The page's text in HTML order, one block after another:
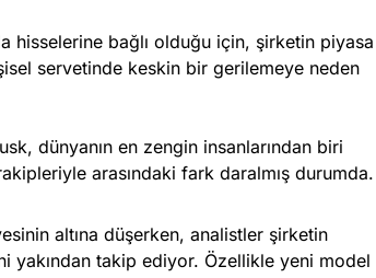
hisselerine bağlı olduğu için, şirketin piyasa
servetinde keskin bir gerilemeye neden
dünyanın en zengin insanlarından biri
arasındaki fark daralmış durumda.
altına düşerken, analistler şirketin
yakından takip ediyor. Özellikle yeni model